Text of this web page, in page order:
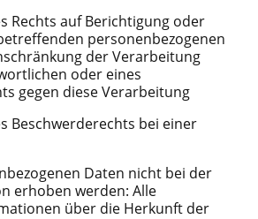
Rechts auf Berichtigung oder
personenbezogenen
der Verarbeitung
oder eines
gegen diese Verarbeitung
Beschwerderechts bei einer
Daten nicht bei der
erhoben werden: Alle
über die Herkunft der